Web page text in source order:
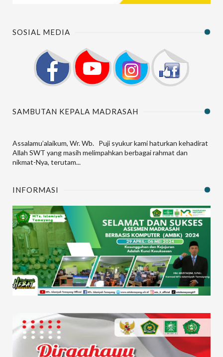
SOSIAL MEDIA
SAMBUTAN KEPALA MADRASAH
Assalamu’alaikum, Wr. Wb. Puji syukur kami haturkan kehadirat
Allah SWT yang masih melimpahkan berbagai rahmat dan
nikmat-Nya, terutam...
INFORMASI